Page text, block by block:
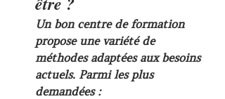
Un bon centre de formation
propose une variété de
méthodes adaptées aux besoins
actuels. Parmi les plus
demandées :